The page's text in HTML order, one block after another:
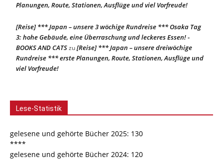
Planungen, Route, Stationen, Ausflüge und viel Vorfreude!
[Reise] *** Japan – unsere 3 wöchige Rundreise *** Osaka Tag
3: hohe Gebäude, eine Überraschung und leckeres Essen! -
BOOKS AND CATSzu[Reise] *** Japan – unsere dreiwöchige
Rundreise *** erste Planungen, Route, Stationen, Ausflüge und
viel Vorfreude!
Lese-Statistik
gelesene und gehörte Bücher 2025: 130
****
gelesene und gehörte Bücher 2024: 120